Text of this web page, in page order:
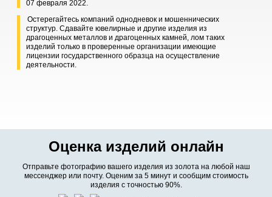
07 февраля 2022.
Остерегайтесь компаний однодневок и мошеннических
структур. Сдавайте ювелирные и другие изделия из
драгоценных металлов и драгоценных камней, лом таких
изделий только в проверенные организации имеющие
лицензии государственного образца на осуществление
деятельности.
Оценка изделий онлайн
Отправьте фотографию вашего изделия из золота на любой наш
мессенджер или почту. Оценим за 5 минут и сообщим стоимость
изделия с точностью 90%.